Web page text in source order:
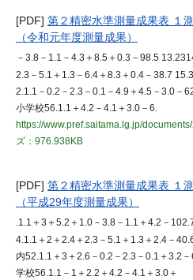
[PDF] 第２精密水準測量成果表 １
（令和元年度測量成果）
－3.8－1.1－4.3＋8.5＋0.3－98.5
2.3－5.1＋1.3－6.4＋8.3＋0.4－38.7
2.1.1－0.2－2.3－0.1－4.9＋4.5－3.0－
小学校56.1.1＋4.2－4.1＋3.0－6.
https://www.pref.saitama.lg.jp/
ズ：976.938KB
[PDF] 第２精密水準測量成果表 １
（平成29年度測量成果）
.1.1＋3＋5.2＋1.0－3.8－1.1＋4.2－
4.1.1＋2＋2.4＋2.3－5.1＋1.3＋2.4－
内52.1.1＋3＋2.6－0.2－2.3－0.1＋3.2
学校56.1.1－1＋2.2＋4.2－4.1＋3.0＋